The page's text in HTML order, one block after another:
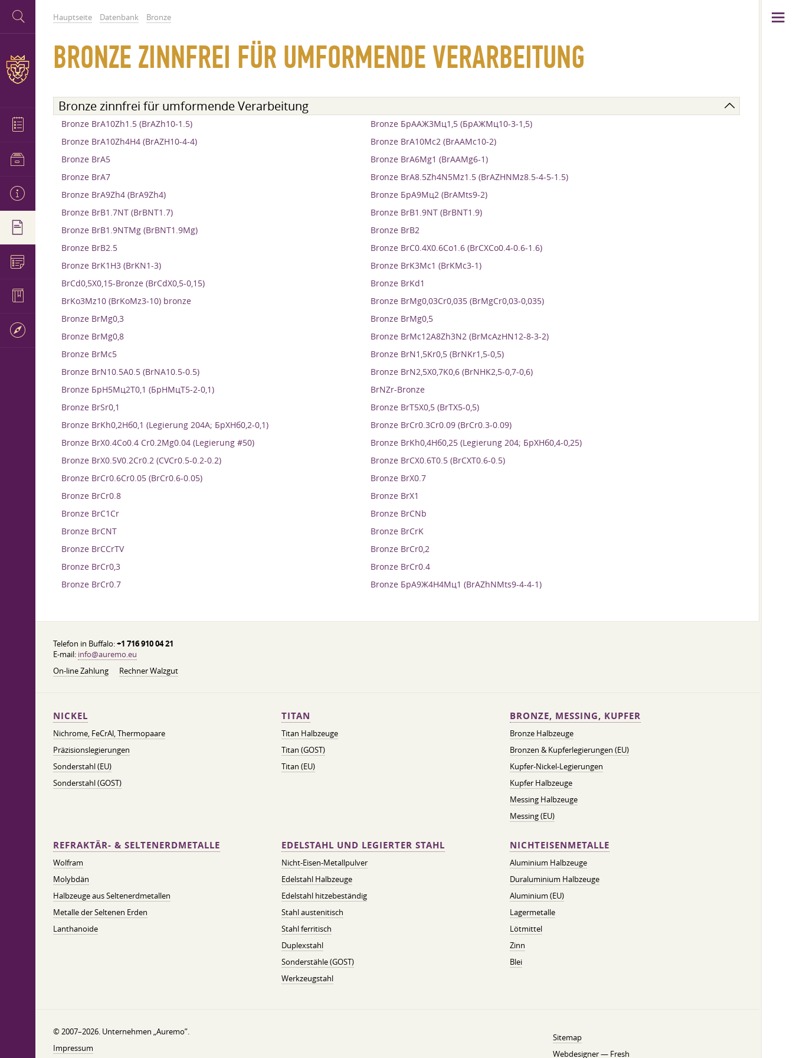
Hauptseite Datenbank Bronze
BRONZE ZINNFREI FÜR UMFORMENDE VERARBEITUNG
Bronze zinnfrei für umformende Verarbeitung
Bronze BrA10Zh1.5 (BrAZh10-1.5)
Bronze БрААЖ3Мц1,5 (БрАЖМц10-3-1,5)
Bronze BrA10Zh4H4 (BrAZH10-4-4)
Bronze BrA10Mc2 (BrAAMc10-2)
Bronze BrA5
Bronze BrA6Mg1 (BrAAMg6-1)
Bronze BrA7
Bronze BrA8.5Zh4N5Mz1.5 (BrAZHNMz8.5-4-5-1.5)
Bronze BrA9Zh4 (BrA9Zh4)
Bronze БрА9Мц2 (BrAMts9-2)
Bronze BrB1.7NT (BrBNT1.7)
Bronze BrB1.9NT (BrBNT1.9)
Bronze BrB1.9NTMg (BrBNT1.9Mg)
Bronze BrB2
Bronze BrB2.5
Bronze BrC0.4X0.6Co1.6 (BrCXCo0.4-0.6-1.6)
Bronze BrK1H3 (BrKN1-3)
Bronze BrK3Mc1 (BrKMc3-1)
BrCd0,5X0,15-Bronze (BrCdX0,5-0,15)
Bronze BrKd1
BrKo3Mz10 (BrKoMz3-10) bronze
Bronze BrMg0,03Cr0,035 (BrMgCr0,03-0,035)
Bronze BrMg0,3
Bronze BrMg0,5
Bronze BrMg0,8
Bronze BrMc12A8Zh3N2 (BrMcAzHN12-8-3-2)
Bronze BrMc5
Bronze BrN1,5Kr0,5 (BrNKr1,5-0,5)
Bronze BrN10.5A0.5 (BrNA10.5-0.5)
Bronze BrN2,5X0,7K0,6 (BrNHK2,5-0,7-0,6)
Bronze БрН5Мц2Т0,1 (БрНМцТ5-2-0,1)
BrNZr-Bronze
Bronze BrSr0,1
Bronze BrT5X0,5 (BrTX5-0,5)
Bronze BrKh0,2Нб0,1 (Legierung 204А; БрХНб0,2-0,1)
Bronze BrCr0.3Cr0.09 (BrCr0.3-0.09)
Bronze BrX0.4Co0.4 Cr0.2Mg0.04 (Legierung #50)
Bronze BrKh0,4Нб0,25 (Legierung 204; БрХНб0,4-0,25)
Bronze BrX0.5V0.2Cr0.2 (CVCr0.5-0.2-0.2)
Bronze BrCX0.6T0.5 (BrCXT0.6-0.5)
Bronze BrCr0.6Cr0.05 (BrCr0.6-0.05)
Bronze BrX0.7
Bronze BrCr0.8
Bronze BrX1
Bronze BrC1Cr
Bronze BrCNb
Bronze BrCNT
Bronze BrCrK
Bronze BrCCrTV
Bronze BrCr0,2
Bronze BrCr0,3
Bronze BrCr0.4
Bronze BrCr0.7
Bronze БрА9Ж4Н4Мц1 (BrAZhNMts9-4-4-1)
Telefon in Buffalo:+1 716 910 04 21
E-mail: info@auremo.eu
On-line Zahlung
Rechner Walzgut
NICKEL
Nichrome, FeСrAl, ​​Thermopaare
Präzisionslegierungen
Sonderstahl (EU)
Sonderstahl (GOST)
TITAN
Titan Halbzeuge
Titan (GOST)
Titan (EU)
BRONZE, MESSING, KUPFER
Bronze Halbzeuge
Bronzen & Kupferlegierungen (EU)
Kupfer-Nickel-Legierungen
Kupfer Halbzeuge
Messing Halbzeuge
Messing (EU)
REFRAKTÄR- & SELTENERDMETALLE
Wolfram
Molybdän
Halbzeuge aus Seltenerdmetallen
Metalle der Seltenen Erden
Lanthanoide
EDELSTAHL UND LEGIERTER STAHL
Nicht-Eisen-Metallpulver
Edelstahl Halbzeuge
Edelstahl hitzebeständig
Stahl austenitisch
Stahl ferritisch
Duplexstahl
Sonderstähle (GOST)
Werkzeugstahl
NICHTEISENMETALLE
Aluminium Halbzeuge
Duraluminium Halbzeuge
Aluminium (EU)
Lagermetalle
Lötmittel
Zinn
Blei
© 2007–2026. Unternehmen „Auremo”.
Impressum
Sitemap
Webdesigner — Fresh